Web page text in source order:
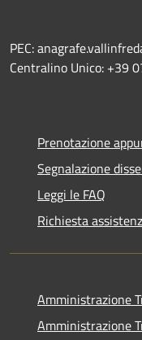
PEC:
Centralino Unico: +39
Prenotazione
Segnalazione
Leggi le FAQ
Richiesta
Amministrazione
Amministrazione